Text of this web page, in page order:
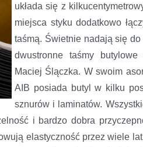
układa się z
miejsca styku dodatkowo
taśmą. Świetnie nadają się
dwustronne taśmy
Maciej Ślączka. W swoim
AIB posiada butyl w kilku
sznurów i laminatów.
i bardzo dobra
elastyczność przez wiele